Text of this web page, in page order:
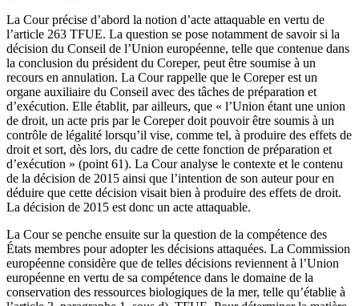
La Cour précise d’abord la notion d’acte attaquable en vertu de
l’article 263 TFUE. La question se pose notamment de savoir si la
décision du Conseil de l’Union européenne, telle que contenue dans
la conclusion du président du Coreper, peut être soumise à un
recours en annulation. La Cour rappelle que le Coreper est un
organe auxiliaire du Conseil avec des tâches de préparation et
d’exécution. Elle établit, par ailleurs, que « l’Union étant une union
de droit, un acte pris par le Coreper doit pouvoir être soumis à un
contrôle de légalité lorsqu’il vise, comme tel, à produire des effets de
droit et sort, dès lors, du cadre de cette fonction de préparation et
d’exécution » (point 61). La Cour analyse le contexte et le contenu
de la décision de 2015 ainsi que l’intention de son auteur pour en
déduire que cette décision visait bien à produire des effets de droit.
La décision de 2015 est donc un acte attaquable.
La Cour se penche ensuite sur la question de la compétence des
États membres pour adopter les décisions attaquées. La Commission
européenne considère que de telles décisions reviennent à l’Union
européenne en vertu de sa compétence dans le domaine de la
conservation des ressources biologiques de la mer, telle qu’établie à